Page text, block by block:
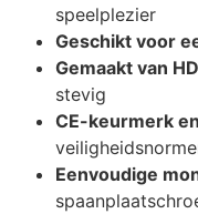
speelplezier
Geschikt voor
Gemaakt van
stevig
CE-keurmerk
Eenvoudige